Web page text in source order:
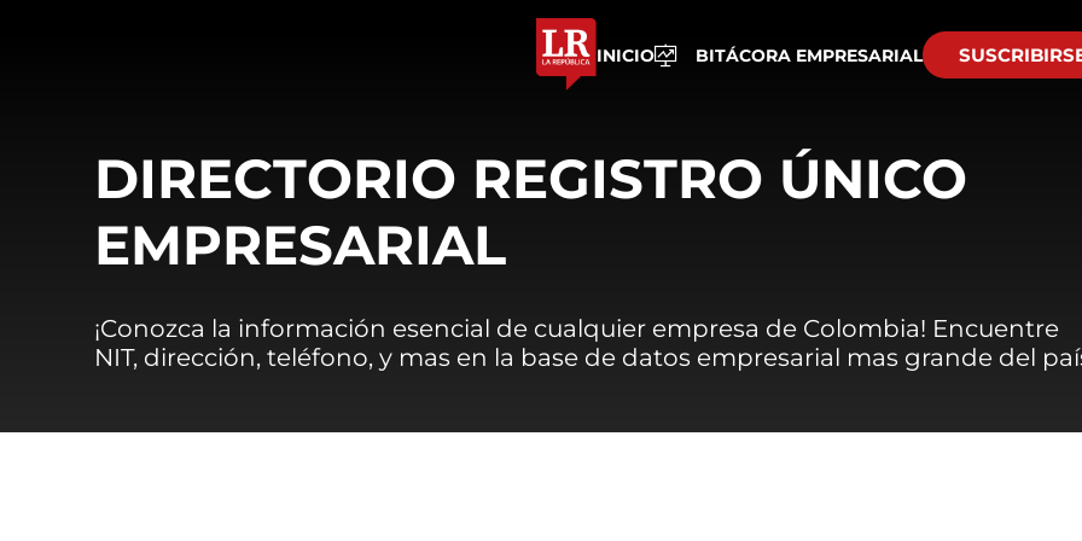
INICIO BITÁCORA EMPRESARIAL
DIRECTORIO REGISTRO ÚNICO
EMPRESARIAL
¡Conozca la información esencial de cualquier empresa de Colombia! Encuentre
NIT, dirección, teléfono, y mas en la base de datos empresarial mas grande del